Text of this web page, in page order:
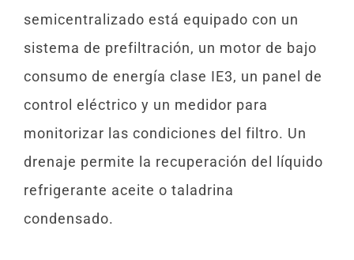
semicentralizado está equipado con un
sistema de prefiltración, un motor de bajo
consumo de energía clase IE3, un panel de
control eléctrico y un medidor para
monitorizar las condiciones del filtro. Un
drenaje permite la recuperación del líquido
refrigerante aceite o taladrina
condensado.